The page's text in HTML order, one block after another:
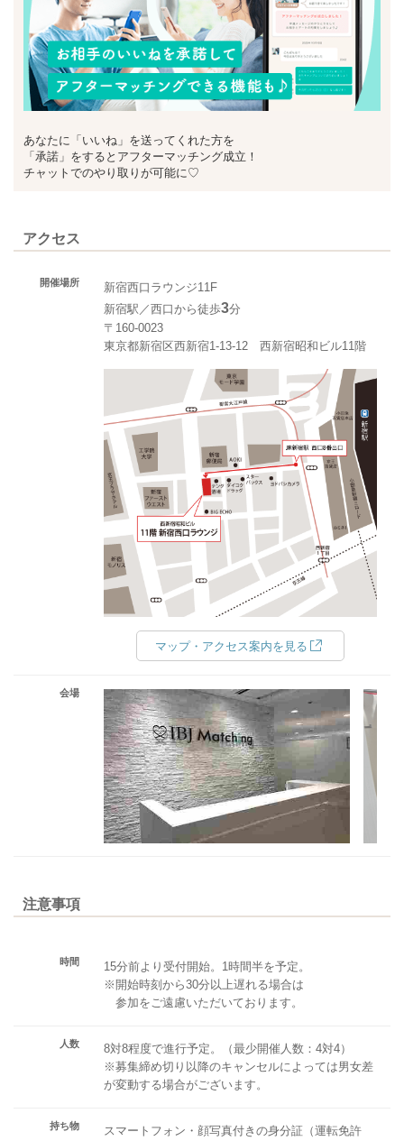
あなたに「いいね」を送ってくれた方を
「承諾」をするとアフターマッチング成立！
チャットでのやり取りが可能に♡
アクセス
開催場所
新宿西口ラウンジ11F
新宿駅／西口から徒歩3分
〒160-0023
東京都新宿区西新宿1-13-12 西新宿昭和ビル11階
マップ・アクセス案内を見る
会場
注意事項
時間
15分前より受付開始。1時間半を予定。
※開始時刻から30分以上遅れる場合は
参加をご遠慮いただいております。
人数
8対8程度で進行予定。（最少開催人数：4対4）
※募集締め切り以降のキャンセルによっては男女差
が変動する場合がございます。
持ち物
スマートフォン・顔写真付きの身分証（運転免許